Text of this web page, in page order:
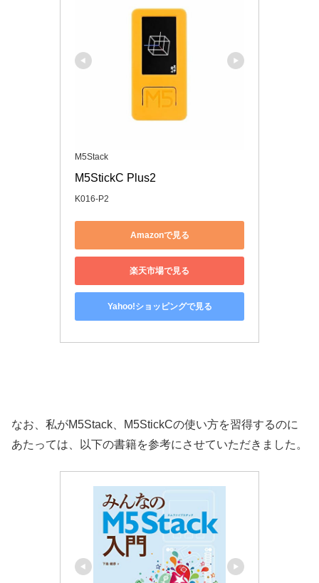
M5Stack
M5StickC Plus2
K016-P2
Amazonで見る
楽天市場で見る
Yahoo!ショッピングで見る
なお、私がM5Stack、M5StickCの使い方を習得するのに
あたっては、以下の書籍を参考にさせていただきました。